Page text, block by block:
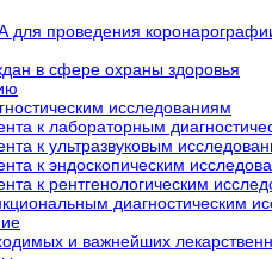
проведения
в сфере охраны здоровья
исследованиям
к лабораторным
к ультразвуковым
к эндоскопическим
к рентгенологическим
диагностическим
и важнейших